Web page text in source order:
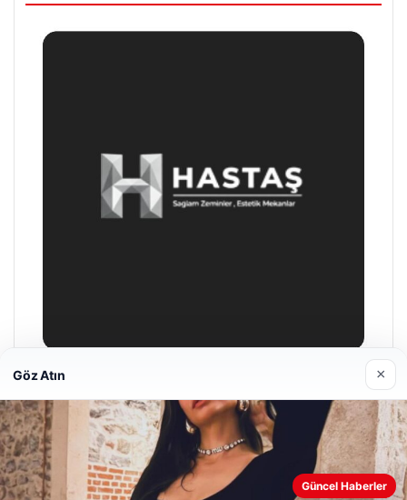
Nisan 29, 2026
Web sitemizi nasıl kullandığınızı daha iyi anlayabilmek,
Göz Atın ×
Güncel Haberler